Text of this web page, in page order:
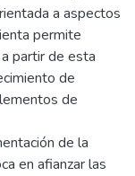
a aspectos
permite
partir de esta
de
de
de la
en afianzar las